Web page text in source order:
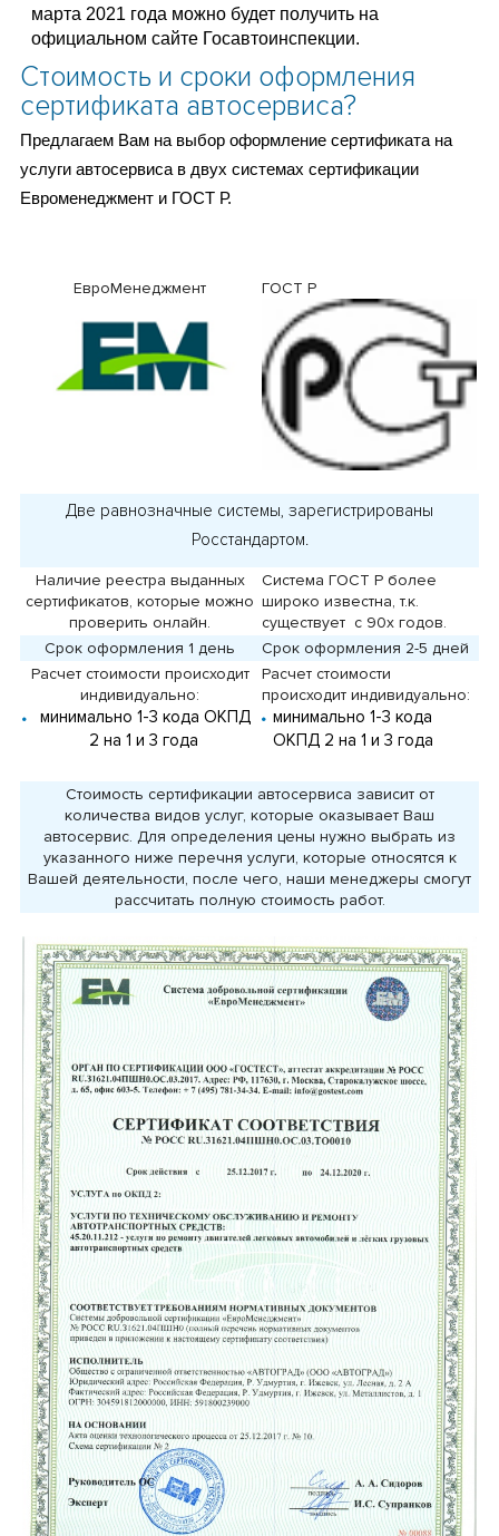
марта 2021 года можно будет получить на
официальном сайте Госавтоинспекции.
Стоимость и сроки оформления
сертификата автосервиса?
Предлагаем Вам на выбор оформление сертификата на
услуги автосервиса в двух системах сертификации
Евроменеджмент и ГОСТ Р.
ЕвроМенеджмент ГОСТ Р
Две равнозначные системы, зарегистрированы
Росстандартом.
Наличие реестра выданных
сертификатов, которые можно
проверить онлайн.
Система ГОСТ Р более
широко известна, т.к.
существует с 90х годов.
Срок оформления 1 день
Срок оформления 2-5 дней
Расчет стоимости происходит
индивидуально:
минимально 1-3 кода ОКПД
2 на 1 и 3 года
Расчет стоимости
происходит индивидуально:
минимально 1-3 кода
ОКПД 2 на 1 и 3 года
Стоимость сертификации автосервиса зависит от
количества видов услуг, которые оказывает Ваш
автосервис. Для определения цены нужно выбрать из
указанного ниже перечня услуги, которые относятся к
Вашей деятельности, после чего, наши менеджеры смогут
рассчитать полную стоимость работ.